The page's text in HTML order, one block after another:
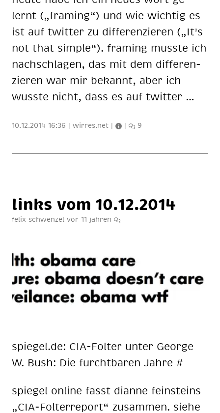
lernt („framing“) und wie wich­tig es
ist auf twit­ter zu dif­fe­ren­zie­ren („It's
not that simp­le“). framing muss­te ich
nach­schla­gen, das mit dem dif­fe­ren­
zie­ren war mir be­kannt, aber ich
wuss­te nicht, dass es auf twit­ter …
10.12.2014 16:36 | wirres.net | | 9
links vom 10.12.2014
felix schwenzel vor 11 jahren
spie­gel.de: CIA-Fol­ter un­ter Ge­or­ge
W. Bush: Die furcht­ba­ren Jah­re #
spie­gel on­line fasst di­an­ne fein­steins
„CIA-Fol­ter­re­port“ zu­sam­men. sie­he